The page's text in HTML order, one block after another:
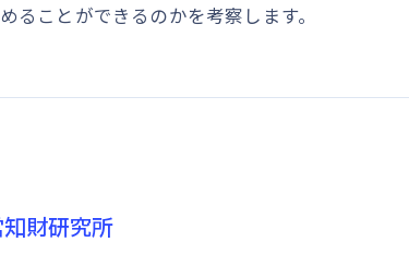
ことができるのかを考察します。
財研究所